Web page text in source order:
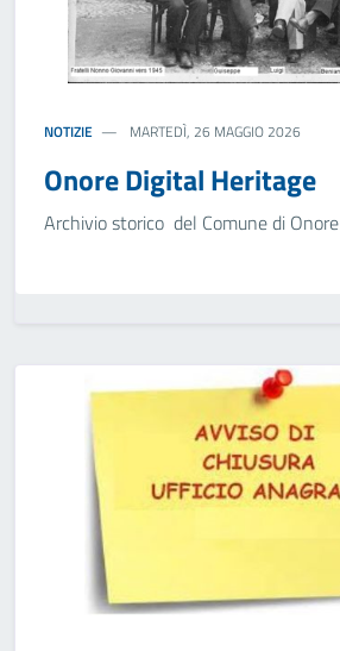
NOTIZIE MARTEDÌ, 26 MAGGIO 2026
Onore Digital Heritage
Archivio storico del Comune di Onore